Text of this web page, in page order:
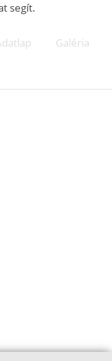
segít.
Galéria